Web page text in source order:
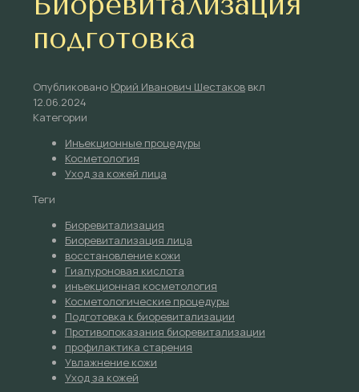
подготовка
Опубликовано Юрий Иванович Шестаков вкл
12.06.2024
Категории
Инъекционные процедуры
Косметология
Уход за кожей лица
Теги
Биоревитализация
Биоревитализация лица
восстановление кожи
Гиалуроновая кислота
инъекционная косметология
Косметологические процедуры
Подготовка к биоревитализации
Противопоказания биоревитализации
профилактика старения
Увлажнение кожи
Уход за кожей